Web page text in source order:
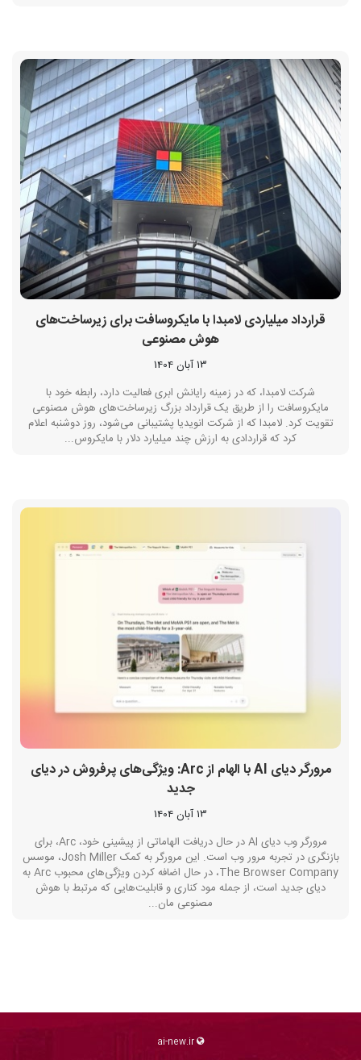
قرارداد میلیاردی لامبدا با مایکروسافت برای زیرساخت‌های
هوش مصنوعی
13 آبان 1404
شرکت لامبدا، که در زمینه رایانش ابری فعالیت دارد، رابطه خود با
مایکروسافت را از طریق یک قرارداد بزرگ زیرساخت‌های هوش مصنوعی
تقویت کرد. لامبدا که از شرکت انویدیا پشتیبانی می‌شود، روز دوشنبه اعلام
کرد که قراردادی به ارزش چند میلیارد دلار با مایکروس...
مرورگر دیای AI با الهام از Arc: ویژگی‌های پرفروش در دیای
جدید
13 آبان 1404
مرورگر وب دیای AI در حال دریافت الهاماتی از پیشینی خود، Arc، برای
بازنگری در تجربه مرور وب است. این مرورگر به کمک Josh Miller، موسس
The Browser Company، در حال اضافه کردن ویژگی‌های محبوب Arc به
دیای جدید است، از جمله مود کناری و قابلیت‌هایی که مرتبط با هوش
مصنوعی مان...